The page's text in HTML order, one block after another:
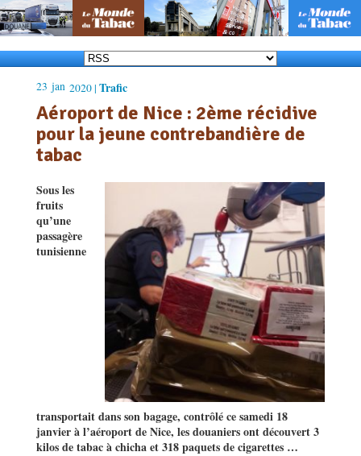
23 jan 2020 | Trafic
Aéroport de Nice : 2ème récidive
pour la jeune contrebandière de
tabac
Sous les
fruits
qu’une
passagère
tunisienne
transportait dans son bagage, contrôlé ce samedi 18
janvier à l’aéroport de Nice, les douaniers ont découvert 3
kilos de tabac à chicha et 318 paquets de cigarettes …